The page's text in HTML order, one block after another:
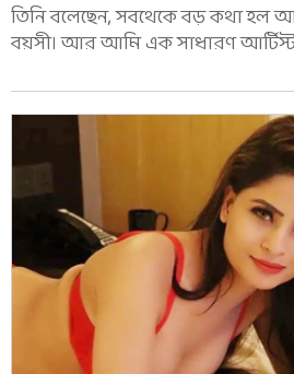
তিনি বলেছেন, সবথেকে বড় কথা হল
বয়সী। আর আমি এক সাধারণ